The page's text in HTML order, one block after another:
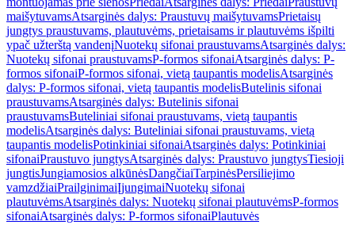
maišytuvamsAtsarginės dalys: Praustuvų maišytuvamsPrietaisų
jungtys praustuvams, plautuvėms, prietaisams ir plautuvėms išpilti
ypač užterštą vandenįNuotekų sifonai praustuvamsAtsarginės dalys:
Nuotekų sifonai praustuvamsP-formos sifonaiAtsarginės dalys: P-
formos sifonaiP-formos sifonai, vietą taupantis modelisAtsarginės
dalys: P-formos sifonai, vietą taupantis modelisButelinis sifonai
praustuvamsAtsarginės dalys: Butelinis sifonai
praustuvamsButeliniai sifonai praustuvams, vietą taupantis
modelisAtsarginės dalys: Buteliniai sifonai praustuvams, vietą
taupantis modelisPotinkiniai sifonaiAtsarginės dalys: Potinkiniai
sifonaiPraustuvo jungtysAtsarginės dalys: Praustuvo jungtysTiesioji
jungtisJungiamosios alkūnėsDangčiaiTarpinėsPersiliejimo
vamzdžiaiPrailginimaiĮjungimaiNuotekų sifonai
plautuvėmsAtsarginės dalys: Nuotekų sifonai plautuvėmsP-formos
sifonaiAtsarginės dalys: P-formos sifonaiPlautuvės